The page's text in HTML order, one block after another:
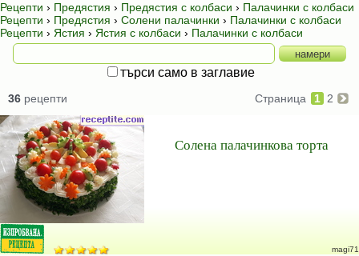
Рецепти › Предястия › Предястия с колбаси › Палачинки с колбаси
Рецепти › Предястия › Солени палачинки › Палачинки с колбаси
Рецепти › Ястия › Ястия с колбаси › Палачинки с колбаси
търси само в заглавие
36 рецепти Страница 1 2
Солена палачинкова торта
magi71